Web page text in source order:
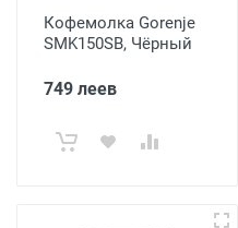
Кофемолка Gorenje
SMK150SB, Чёрный
749 леев